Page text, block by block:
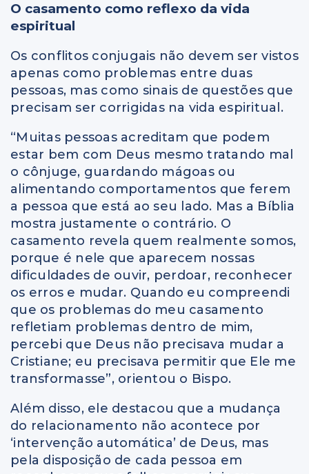
O casamento como reflexo da vida
espiritual
Os conflitos conjugais não devem ser vistos
apenas como problemas entre duas
pessoas, mas como sinais de questões que
precisam ser corrigidas na vida espiritual.
“Muitas pessoas acreditam que podem
estar bem com Deus mesmo tratando mal
o cônjuge, guardando mágoas ou
alimentando comportamentos que ferem
a pessoa que está ao seu lado. Mas a Bíblia
mostra justamente o contrário. O
casamento revela quem realmente somos,
porque é nele que aparecem nossas
dificuldades de ouvir, perdoar, reconhecer
os erros e mudar. Quando eu compreendi
que os problemas do meu casamento
refletiam problemas dentro de mim,
percebi que Deus não precisava mudar a
Cristiane; eu precisava permitir que Ele me
transformasse”, orientou o Bispo.
Além disso, ele destacou que a mudança
do relacionamento não acontece por
‘intervenção automática’ de Deus, mas
pela disposição de cada pessoa em